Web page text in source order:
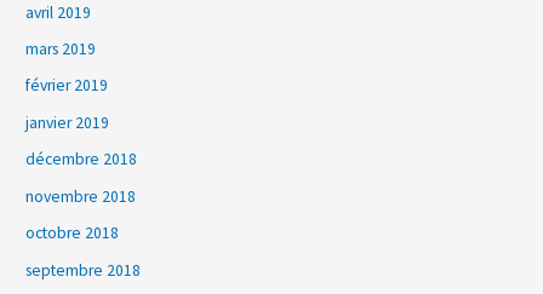
avril 2019
mars 2019
février 2019
janvier 2019
décembre 2018
novembre 2018
octobre 2018
septembre 2018